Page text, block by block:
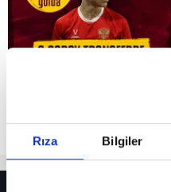
Rıza Bilgiler